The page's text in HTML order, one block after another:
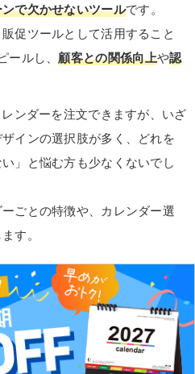
で欠かせないツールです。
促ツールとして活用すること
ールし、顧客との関係向上や認
ンダーを注文できますが、いざ
インの選択肢が多く、どれを
」と悩む方も少なくないでし
ごとの特徴や、カレンダー選
す。